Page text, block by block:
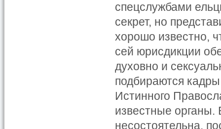
спецслужбами
секрет, но
хорошо известно,
сей юрисдикции
духовно и
подбираются
Истинного
известные
несостоятельна,